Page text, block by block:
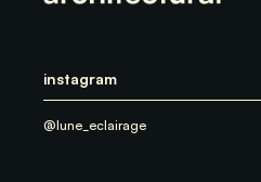
instagram
@lune_eclairage